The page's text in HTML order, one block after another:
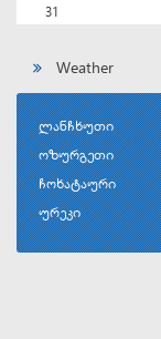
31
Weather
ლანჩხუთი
ოზურგეთი
ჩოხატაური
ურეკი